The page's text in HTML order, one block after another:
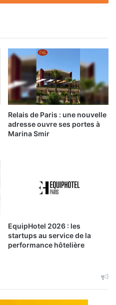
Relais de Paris : une nouvelle
adresse ouvre ses portes à
Marina Smir
EquipHotel 2026 : les
startups au service de la
performance hôtelière